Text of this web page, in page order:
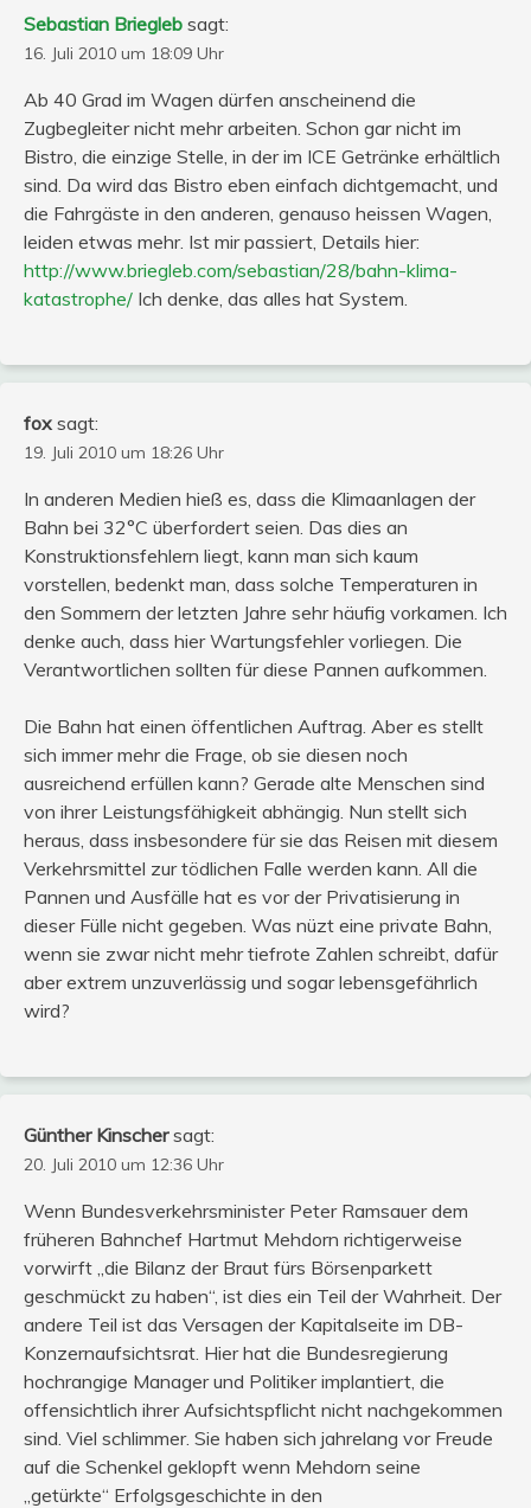
Sebastian Briegleb sagt:
16. Juli 2010 um 18:09 Uhr
Ab 40 Grad im Wagen dürfen anscheinend die
Zugbegleiter nicht mehr arbeiten. Schon gar nicht im
Bistro, die einzige Stelle, in der im ICE Getränke erhältlich
sind. Da wird das Bistro eben einfach dichtgemacht, und
die Fahrgäste in den anderen, genauso heissen Wagen,
leiden etwas mehr. Ist mir passiert, Details hier:
http://www.briegleb.com/sebastian/28/bahn-klima-
katastrophe/ Ich denke, das alles hat System.
fox sagt:
19. Juli 2010 um 18:26 Uhr
In anderen Medien hieß es, dass die Klimaanlagen der
Bahn bei 32°C überfordert seien. Das dies an
Konstruktionsfehlern liegt, kann man sich kaum
vorstellen, bedenkt man, dass solche Temperaturen in
den Sommern der letzten Jahre sehr häufig vorkamen. Ich
denke auch, dass hier Wartungsfehler vorliegen. Die
Verantwortlichen sollten für diese Pannen aufkommen.
Die Bahn hat einen öffentlichen Auftrag. Aber es stellt
sich immer mehr die Frage, ob sie diesen noch
ausreichend erfüllen kann? Gerade alte Menschen sind
von ihrer Leistungsfähigkeit abhängig. Nun stellt sich
heraus, dass insbesondere für sie das Reisen mit diesem
Verkehrsmittel zur tödlichen Falle werden kann. All die
Pannen und Ausfälle hat es vor der Privatisierung in
dieser Fülle nicht gegeben. Was nüzt eine private Bahn,
wenn sie zwar nicht mehr tiefrote Zahlen schreibt, dafür
aber extrem unzuverlässig und sogar lebensgefährlich
wird?
Günther Kinscher sagt:
20. Juli 2010 um 12:36 Uhr
Wenn Bundesverkehrsminister Peter Ramsauer dem
früheren Bahnchef Hartmut Mehdorn richtigerweise
vorwirft „die Bilanz der Braut fürs Börsenparkett
geschmückt zu haben“, ist dies ein Teil der Wahrheit. Der
andere Teil ist das Versagen der Kapitalseite im DB-
Konzernaufsichtsrat. Hier hat die Bundesregierung
hochrangige Manager und Politiker implantiert, die
offensichtlich ihrer Aufsichtspflicht nicht nachgekommen
sind. Viel schlimmer. Sie haben sich jahrelang vor Freude
auf die Schenkel geklopft wenn Mehdorn seine
„getürkte“ Erfolgsgeschichte in den